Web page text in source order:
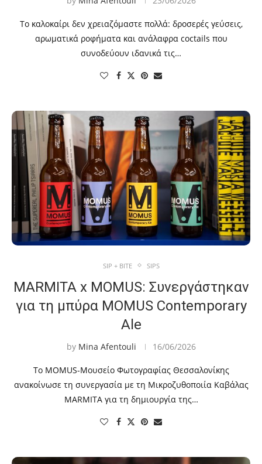
Το καλοκαίρι δεν χρειαζόμαστε πολλά: δροσερές γεύσεις,
αρωματικά ροφήματα και ανάλαφρα coctails που
συνοδεύουν ιδανικά τις…
SIP + BITE SIPS
MARMITA x MOMUS: Συνεργάστηκαν
για τη μπύρα MOMUS Contemporary
Ale
by Mina Afentouli 16/06/2026
Το MOMUS-Μουσείο Φωτογραφίας Θεσσαλονίκης
ανακοίνωσε τη συνεργασία με τη Μικροζυθοποιία Καβάλας
MARMITA για τη δημιουργία της…